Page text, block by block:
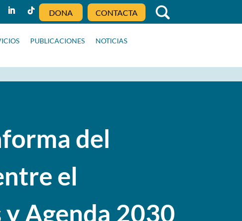
DONA CONTACTA
PUBLICACIONES
NOTICIAS
del
el
Agenda 2030